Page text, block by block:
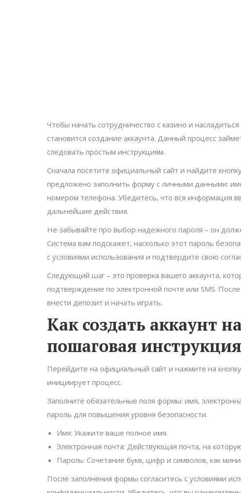
Чтобы начать сотрудничество с казино и
становится создание аккаунта. Данный процесс
следовать простым инструкциям.
Сначала посетите официальный сайт и найдите
предложено заполнить форму с личными данными:
номером телефона. Убедитесь, что вся информация
дальнейшие действия.
Не забывайте про выбор надежного пароля – он
Система вам подскажет, насколько этот пароль
с условиями использования и подтвердите свою
Следующий шаг – это проверка вашего аккаунта,
подтверждение по электронной почте или SMS.
внести депозит и начать играть.
Как создать аккаунт
пошаговая инструкция
Перейдите на официальный сайт и нажмите на
инициирует процесс.
Заполните обязательные поля формы: имя,
пароль для повышения уровня безопасности.
Имя: Укажите ваше полное имя.
Электронная почта: Действующая почта, на
Пароль: Сочетание букв, цифр и символов, как
После заполнения формы согласитесь с условиями